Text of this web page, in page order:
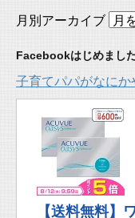
月別アーカイブ
Facebookはじめまし
子育てパパがなにか